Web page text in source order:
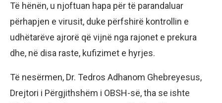
Të hënën, u njoftuan hapa për të parandaluar
përhapjen e virusit, duke përfshirë kontrollin e
udhëtarëve ajrorë që vijnë nga rajonet e prekura
dhe, në disa raste, kufizimet e hyrjes.
Të nesërmen, Dr. Tedros Adhanom Ghebreyesus,
Drejtori i Përgjithshëm i OBSH-së, tha se ishte